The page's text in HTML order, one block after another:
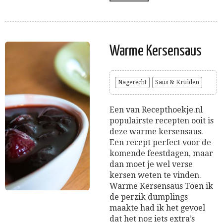
Warme Kersensaus
Nagerecht Saus & Kruiden
Een van Recepthoekje.nl
populairste recepten ooit is
deze warme kersensaus.
Een recept perfect voor de
komende feestdagen, maar
dan moet je wel verse
kersen weten te vinden.
Warme Kersensaus Toen ik
de perzik dumplings
maakte had ik het gevoel
dat het nog iets extra’s